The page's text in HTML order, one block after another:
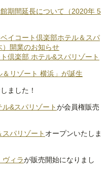
期間延長について（2020年 5
イコート倶楽部ホテル＆スパ
）開業のお知らせ
倶楽部 ホテル&スパリゾート
リゾート 横浜」が誕生
ました！
&スパリゾートが会員権販売
パリゾート オープンいたしま
ヴィラが販売開始になりまし